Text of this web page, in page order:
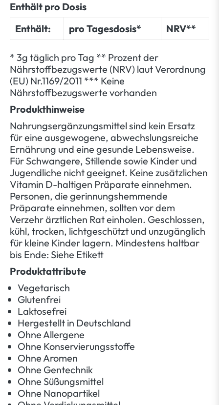
Enthält pro Dosis
Enthält:
pro Tagesdosis* NRV**
* 3g täglich pro Tag ** Prozent der
Nährstoffbezugswerte (NRV) laut Verordnung
(EU) Nr.1169/2011 *** Keine
Nährstoffbezugswerte vorhanden
Produkthinweise
Nahrungsergänzungsmittel sind kein Ersatz
für eine ausgewogene, abwechslungsreiche
Ernährung und eine gesunde Lebensweise.
Für Schwangere, Stillende sowie Kinder und
Jugendliche nicht geeignet. Keine zusätzlichen
Vitamin D-haltigen Präparate einnehmen.
Personen, die gerinnungshemmende
Präparate einnehmen, sollten vor dem
Verzehr ärztlichen Rat einholen. Geschlossen,
kühl, trocken, lichtgeschützt und unzugänglich
für kleine Kinder lagern. Mindestens haltbar
bis Ende: Siehe Etikett
Produktattribute
Vegetarisch
Glutenfrei
Laktosefrei
Hergestellt in Deutschland
Ohne Allergene
Ohne Konservierungsstoffe
Ohne Aromen
Ohne Gentechnik
Ohne Süßungsmittel
Ohne Nanopartikel